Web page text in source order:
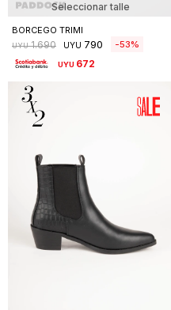
Seleccionar talle
BORCEGO TRIMI
UYU 1.690 UYU 790 53
UYU 672